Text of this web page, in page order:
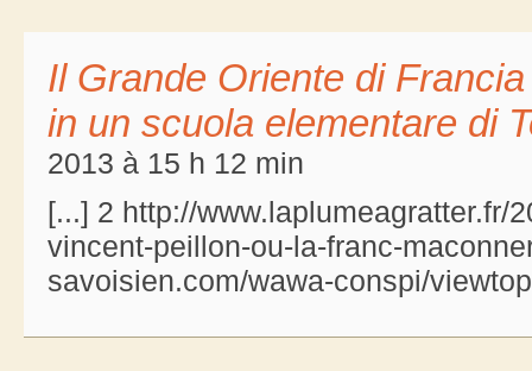
Il Grande Oriente di
in un scuola elementare di
2013 à 15 h 12 min
[...] 2 http://www.laplumeagratter.fr/
vincent-peillon-ou-la-franc-
savoisien.com/wawa-conspi/